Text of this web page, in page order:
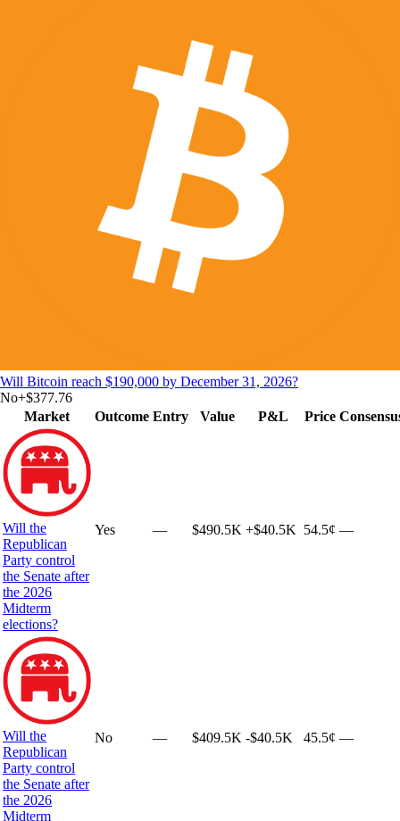
Will Bitcoin reach $190,000 by December 31, 2026?
No+$377.76
Market
Outcome Entry Value P&L Price
Will the
Republican
Party control
the Senate after
the 2026
Midterm
elections?
Yes — $490.5K +$40.5K 54.5¢ —
Will the
Republican
Party control
the Senate after
the 2026
Midterm
No — $409.5K -$40.5K 45.5¢ —